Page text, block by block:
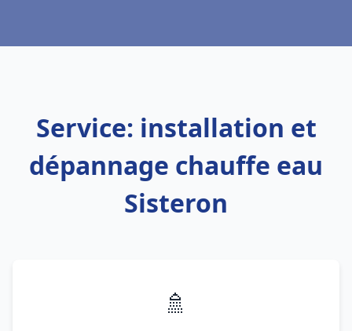
Service: installation et
dépannage chauffe eau
Sisteron
🚿